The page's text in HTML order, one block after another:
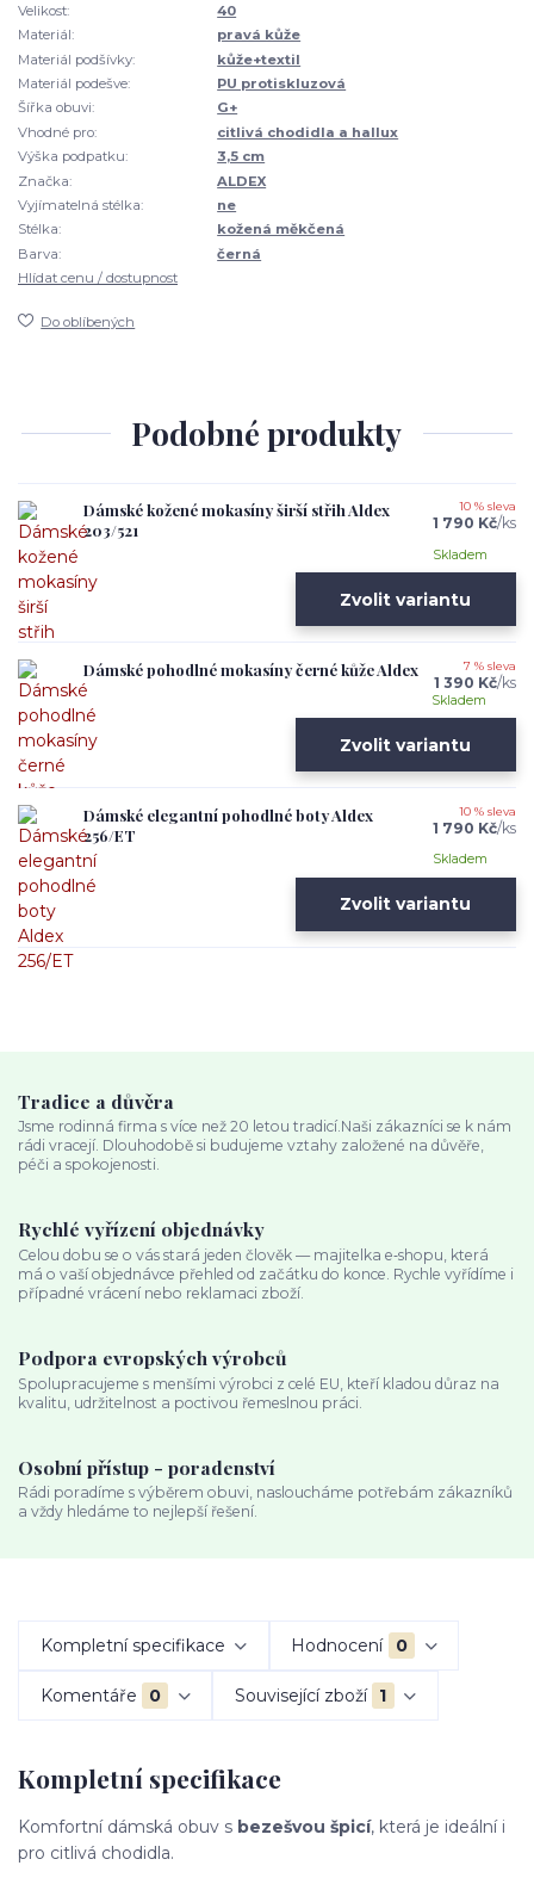
Velikost:
40
Materiál:
pravá kůže
Materiál podšívky:
kůže+textil
Materiál podešve:
PU protiskluzová
Šířka obuvi:
G+
Vhodné pro:
citlivá chodidla a hallux
Výška podpatku:
3,5 cm
Značka:
ALDEX
Vyjímatelná stélka:
ne
Stélka:
kožená měkčená
Barva:
černá
Hlídat cenu / dostupnost
Do oblíbených
Podobné produkty
Dámské kožené mokasíny širší střih Aldex
203/521
10 % sleva
1 790 Kč/ks
Skladem
Zvolit variantu
Dámské pohodlné mokasíny černé kůže Aldex 7 % sleva
1 390 Kč/ks
Skladem
Zvolit variantu
Dámské elegantní pohodlné boty Aldex
256/ET
10 % sleva
1 790 Kč/ks
Skladem
Zvolit variantu
Tradice a důvěra
Jsme rodinná firma s více než 20 letou tradicí.Naši zákazníci se k nám
rádi vracejí. Dlouhodobě si budujeme vztahy založené na důvěře,
péči a spokojenosti.
Rychlé vyřízení objednávky
Celou dobu se o vás stará jeden člověk — majitelka e‑shopu, která
má o vaší objednávce přehled od začátku do konce. Rychle vyřídíme i
případné vrácení nebo reklamaci zboží.
Podpora evropských výrobců
Spolupracujeme s menšími výrobci z celé EU, kteří kladou důraz na
kvalitu, udržitelnost a poctivou řemeslnou práci.
Osobní přístup - poradenství
Rádi poradíme s výběrem obuvi, nasloucháme potřebám zákazníků
a vždy hledáme to nejlepší řešení.
Kompletní specifikace Hodnocení 0
Komentáře 0 Související zboží 1
Kompletní specifikace
Komfortní dámská obuv s bezešvou špicí, která je ideální i
pro citlivá chodidla.